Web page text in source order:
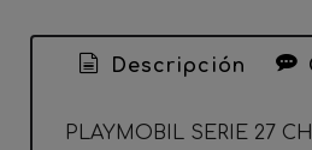
Descripción
PLAYMOBIL SERIE 27